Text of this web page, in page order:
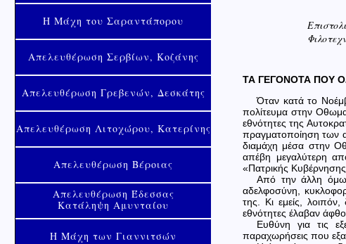
Η Μάχη του Σαραντάπορου
Απελευθέρωση Σερβίων, Κοζάνης
Απελευθέρωση Γρεβενών, Δεσκάτης
Απελευθέρωση Λιτοχώρου, Κατερίνης
Απελευθέρωση Βέροιας
Απελευθέρωση Έδεσσας
Κατάληψη Αμυνταίου
Η Μάχη των Γιαννιτσών
ΤΑ ΓΕΓΟΝΟΤΑ ΠΟΥ
Όταν κατά το
πολίτευμα στην
εθνότητες της
πραγματοποίηση των
διαμάχη μέσα στην
απέβη μεγαλύτερη
«Πατρικής
Από την άλλη
αδελφοσύνη,
της. Κι εμείς,
εθνότητες έλαβαν
Ευθύνη για τις
παραχωρήσεις που